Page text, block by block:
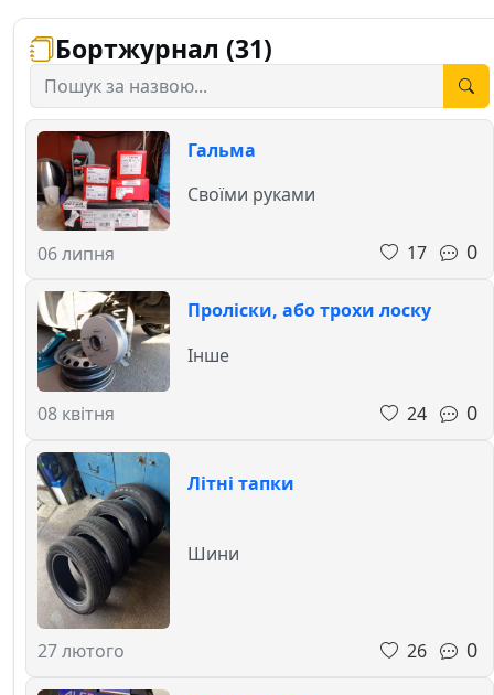
Бортжурнал (31)
Гальма
06 липня
Своїми руками
17 0
Проліски, або трохи лоску
08 квітня
Інше
24 0
Літні тапки
27 лютого
Шини
26 0